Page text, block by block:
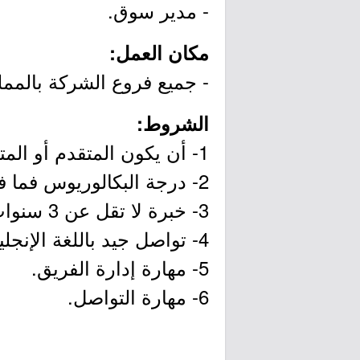
- مدير سوق.
مكان العمل:
- جميع فروع الشركة
الشروط:
1- أن يكون المتقدم أو المتقدمة سعودي الجنسية.
2- درجة البكالوريوس فما فوق (لا يُشترط تخصص مُحدد).
3- خبرة لا تقل عن 3 سنوات في إدارة التجزئة.
4- تواصل جيد باللغة الإنجليزية.
5- مهارة إدارة الفريق.
6- مهارة التواصل.